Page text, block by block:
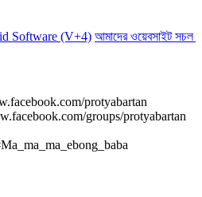
Software (V+4) আমাদের ওয়েবসাইট সচল
protyabartan
groups/protyabartan
#Ma_ma_ma_ebong_baba